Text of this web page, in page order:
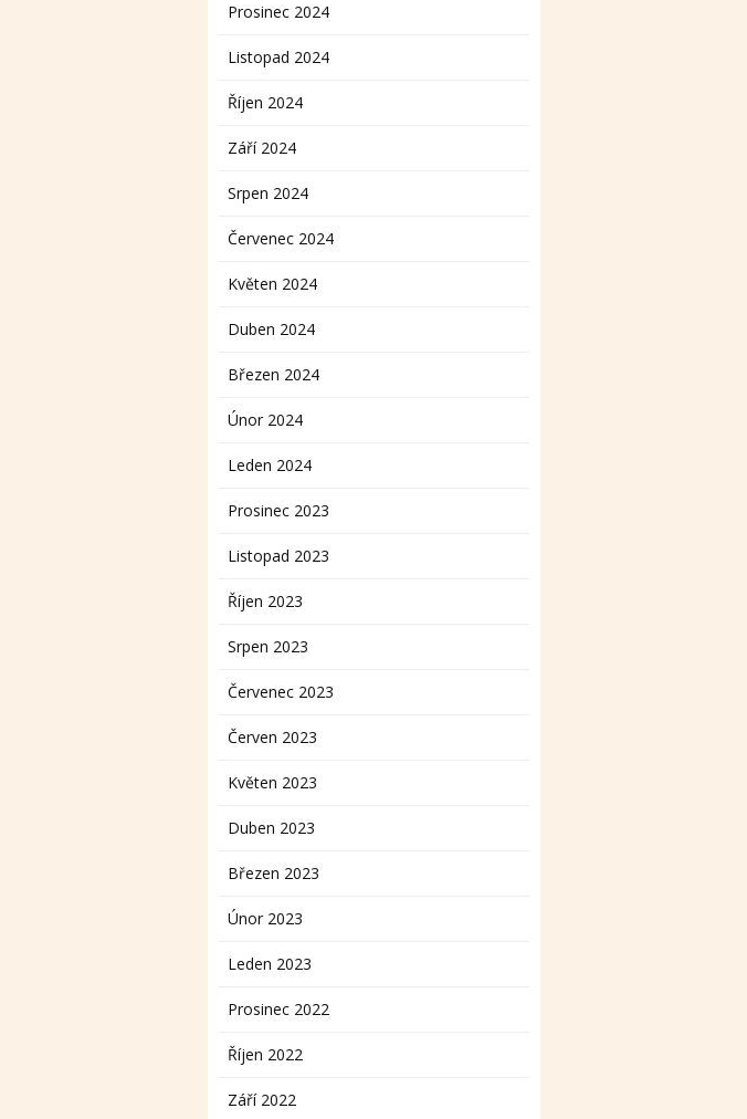
Prosinec 2024
Listopad 2024
Říjen 2024
Září 2024
Srpen 2024
Červenec 2024
Květen 2024
Duben 2024
Březen 2024
Únor 2024
Leden 2024
Prosinec 2023
Listopad 2023
Říjen 2023
Srpen 2023
Červenec 2023
Červen 2023
Květen 2023
Duben 2023
Březen 2023
Únor 2023
Leden 2023
Prosinec 2022
Říjen 2022
Září 2022